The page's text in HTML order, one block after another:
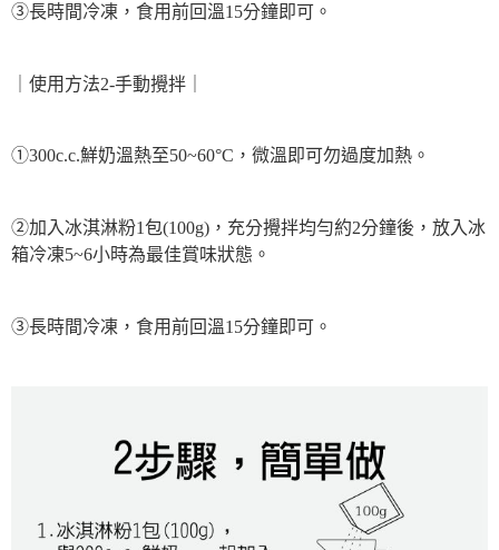
③長時間冷凍，食用前回溫15分鐘即可。
｜使用方法2-手動攪拌｜
①300c.c.鮮奶溫熱至50~60°C，微溫即可勿過度加熱。
②加入冰淇淋粉1包(100g)，充分攪拌均勻約2分鐘後，放入冰
箱冷凍5~6小時為最佳賞味狀態。
③長時間冷凍，食用前回溫15分鐘即可。